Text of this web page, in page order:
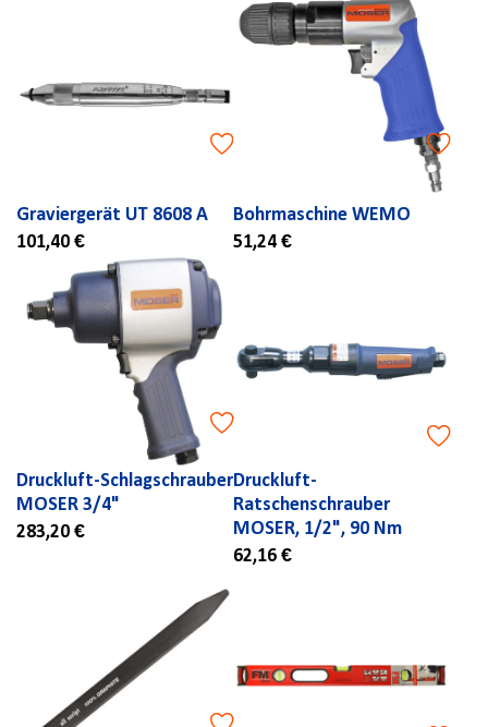
Graviergerät UT 8608 A
101,40 €
Bohrmaschine WEMO
51,24 €
Druckluft-Schlagschrauber
MOSER 3/4"
283,20 €
Druckluft-
Ratschenschrauber
MOSER, 1/2", 90 Nm
62,16 €